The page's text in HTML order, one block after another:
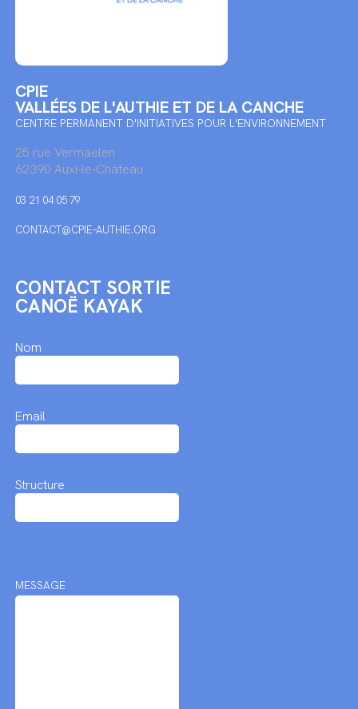
CPIE
VALLÉES DE L'AUTHIE ET DE LA CANCHE
CENTRE PERMANENT D'INITIATIVES POUR L'ENVIRONNEMENT
25 rue Vermaelen
62390 Auxi-le-Château
03 21 04 05 79
CONTACT@CPIE-AUTHIE.ORG
CONTACT SORTIE
CANOË KAYAK
Nom
Email
Structure
MESSAGE